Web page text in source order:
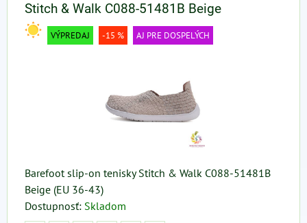
Stitch & Walk C088-51481B Beige
VÝPREDAJ -15 % AJ PRE DOSPELÝCH
Barefoot slip-on tenisky Stitch & Walk C088-51481B
Beige (EU 36-43)
Dostupnosť: Skladom